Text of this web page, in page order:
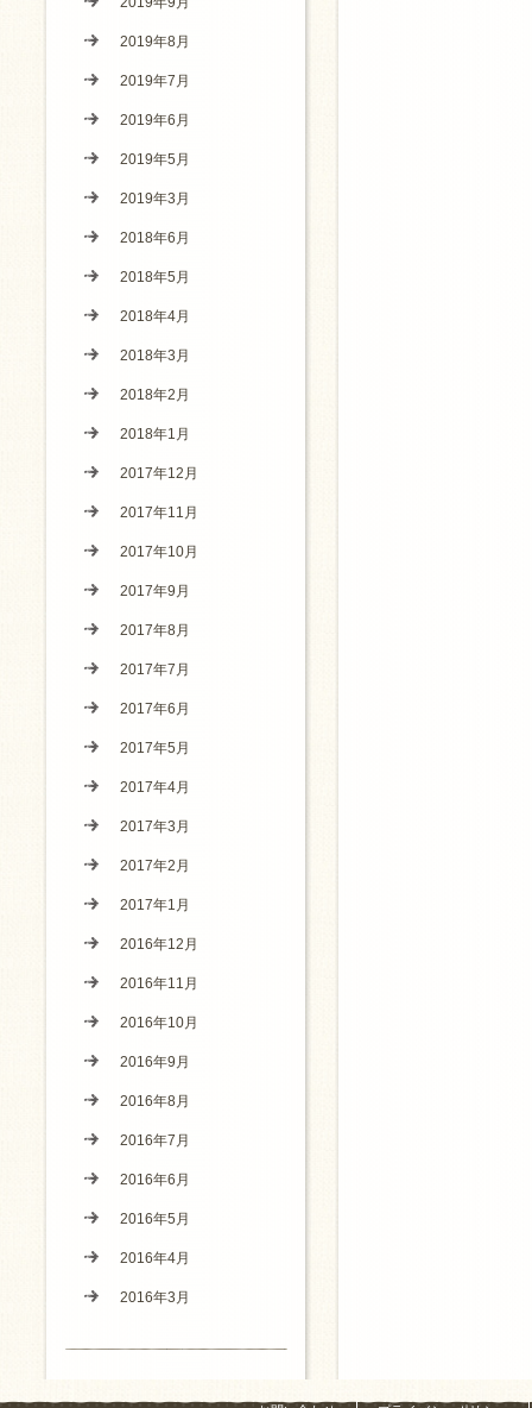
2019年8月
2019年7月
2019年6月
2019年5月
2019年3月
2018年6月
2018年5月
2018年4月
2018年3月
2018年2月
2018年1月
2017年12月
2017年11月
2017年10月
2017年9月
2017年8月
2017年7月
2017年6月
2017年5月
2017年4月
2017年3月
2017年2月
2017年1月
2016年12月
2016年11月
2016年10月
2016年9月
2016年8月
2016年7月
2016年6月
2016年5月
2016年4月
2016年3月